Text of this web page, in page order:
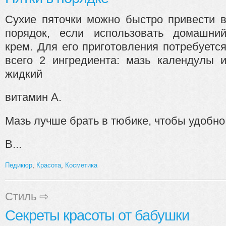
Сухие пяточки можно быстро привести в
порядок, если использовать домашний
крем. Для его приготовления потребуется
всего 2 ингредиента: мазь календулы и
жидкий
витамин А.
Мазь лучше брать в тюбике, чтобы
В...
Педикюр Красота Косметика
Стиль ⇨
Секреты красоты от бабушки